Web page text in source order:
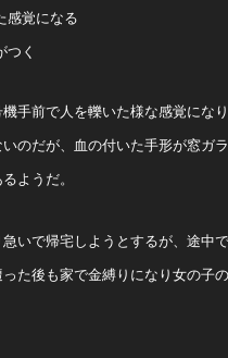
感覚になる
つく
手前で人を轢いた様な感覚にな
のだが、血の付いた手形が窓ガ
ようだ。
いで帰宅しようとするが、途中
った後も家で金縛りになり女の子